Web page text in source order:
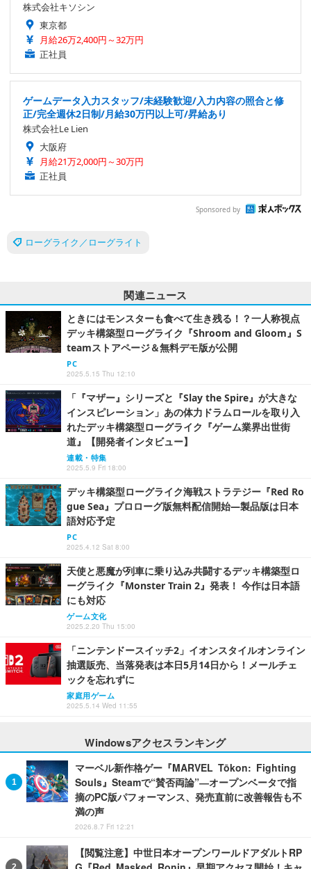
株式会社キソシン
東京都
月給26万2,400円～32万円
正社員
ゲームデータ入力スタッフ/未経験歓迎/入力内容の照合と修
正/完全週休2日制/月給30万円以上可/昇給あり
株式会社Le Lien
大阪府
月給21万2,000円～30万円
正社員
Sponsored by
ローグライク／ローグライト
関連ニュース
ときにはモンスターも食べて生き残る！？一人称視点
デッキ構築型ローグライク『Shroom and Gloom』S
teamストアページ＆無料デモ版が公開
PC
2025.5.15 Thu 12:10
「『マザー』シリーズと『Slay the Spire』が大きな
インスピレーション」あの体力ドラムロールを取り入
れたデッキ構築型ローグライク『ゲーム業界出世街
道』【開発者インタビュー】
連載・特集
2025.5.9 Fri 18:00
デッキ構築型ローグライク海戦ストラテジー『Red Ro
gue Sea』プロローグ版無料配信開始―製品版は日本
語対応予定
PC
2025.4.12 Sat 8:00
天使と悪魔が列車に乗り込み共闘するデッキ構築型ロ
ーグライク『Monster Train 2』発表！ 今作は日本語
にも対応
ゲーム文化
2025.2.20 Thu 15:00
「ニンテンドースイッチ2」イオンスタイルオンライン
抽選販売、当落発表は本日5月14日から！メールチェ
ックを忘れずに
家庭用ゲーム
2025.5.14 Wed 11:55
Windowsアクセスランキング
マーベル新作格ゲー『MARVEL Tōkon: Fighting
Souls』Steamで“賛否両論”―オープンベータで指
摘のPC版パフォーマンス、発売直前に改善報告も不
満の声
2026.8.7 Fri 12:21
【閲覧注意】中世日本オープンワールドアダルトRP